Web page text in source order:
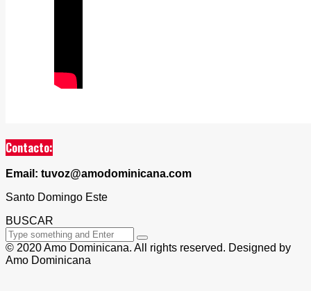
Contacto:
Email: tuvoz@amodominicana.com
Santo Domingo Este
BUSCAR
© 2020 Amo Dominicana. All rights reserved. Designed by
Amo Dominicana